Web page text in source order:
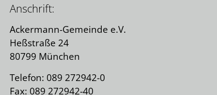
Anschrift:
Ackermann-Gemeinde e.V.
Heßstraße 24
80799 München
Telefon: 089 272942-0
Fax: 089 272942-40